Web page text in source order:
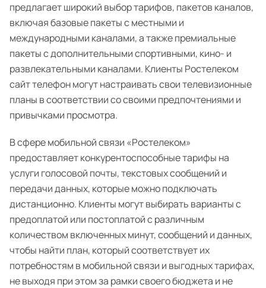
предлагает широкий выбор тарифов, пакетов каналов,
включая базовые пакеты с местными и
международными каналами, а также премиальные
пакеты с дополнительными спортивными, кино- и
развлекательными каналами. Клиенты Ростелеком
сайт телефон могут настраивать свои телевизионные
планы в соответствии со своими предпочтениями и
привычками просмотра.
В сфере мобильной связи «Ростелеком»
предоставляет конкурентоспособные тарифы на
услуги голосовой почты, текстовых сообщений и
передачи данных, которые можно подключать
дистанционно. Клиенты могут выбирать варианты с
предоплатой или постоплатой с различным
количеством включенных минут, сообщений и данных,
чтобы найти план, который соответствует их
потребностям в мобильной связи и выгодных тарифах,
не выходя при этом за рамки своего бюджета и не